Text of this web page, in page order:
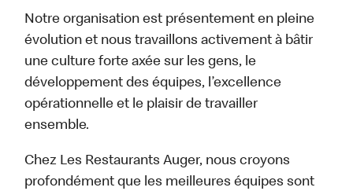
Notre organisation est présentement en pleine
évolution et nous travaillons activement à bâtir
une culture forte axée sur les gens, le
développement des équipes, l’excellence
opérationnelle et le plaisir de travailler
ensemble.
Chez Les Restaurants Auger, nous croyons
profondément que les meilleures équipes sont